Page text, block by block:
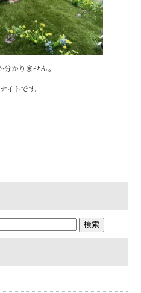
かりません。
イトです。